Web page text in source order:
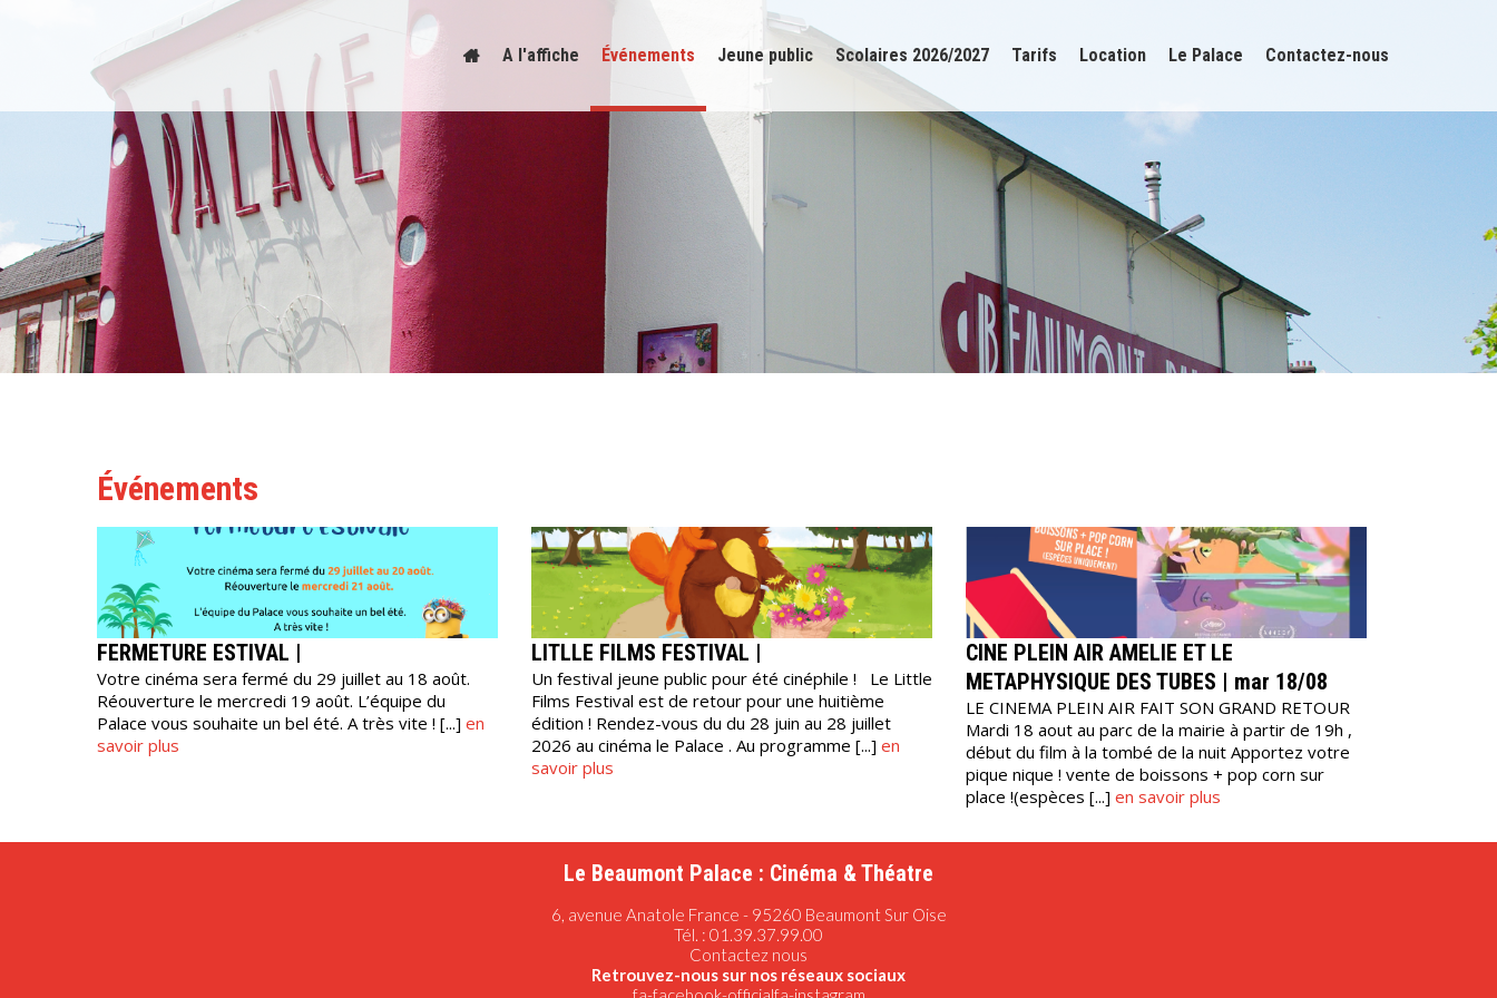
A l'affiche Événements Jeune public Scolaires 2026/2027 Tarifs Location Le Palace Contactez-nous
Événements
FERMETURE ESTIVAL |
Votre cinéma sera fermé du 29 juillet au 18 août.
Réouverture le mercredi 19 août. L’équipe du
Palace vous souhaite un bel été. A très vite ! [...] en
savoir plus
LITLLE FILMS FESTIVAL |
Un festival jeune public pour été cinéphile ! Le Little
Films Festival est de retour pour une huitième
édition ! Rendez-vous du du 28 juin au 28 juillet
2026 au cinéma le Palace . Au programme [...] en
savoir plus
CINE PLEIN AIR AMELIE ET LE
METAPHYSIQUE DES TUBES | mar 18/08
LE CINEMA PLEIN AIR FAIT SON GRAND RETOUR
Mardi 18 aout au parc de la mairie à partir de 19h ,
début du film à la tombé de la nuit Apportez votre
pique nique ! vente de boissons + pop corn sur
place !(espèces [...] en savoir plus
Le Beaumont Palace : Cinéma & Théatre
6, avenue Anatole France - 95260 Beaumont Sur Oise
Tél. : 01.39.37.99.00
Contactez nous
Retrouvez-nous sur nos réseaux sociaux